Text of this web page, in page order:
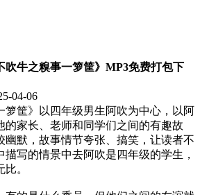
吹牛之糗事一箩筐》MP3免费打包下
04-06
箩筐》以四年级男生阿吹为中心，以阿
的家长、老师和同学们之间的有趣故
幽默，故事情节夸张、搞笑，让读者不
描写的情景中去阿吹是四年级的学生，
。